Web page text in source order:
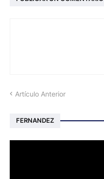
Artículo Anterior
FERNANDEZ